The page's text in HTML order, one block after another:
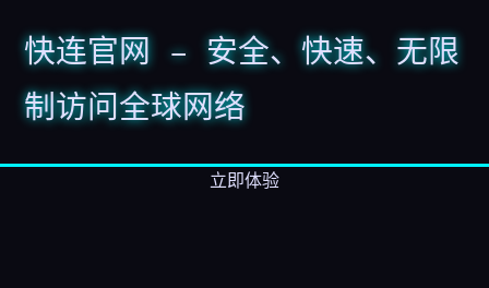
快连官网 – 安全、快速、无限
制访问全球网络
立即体验